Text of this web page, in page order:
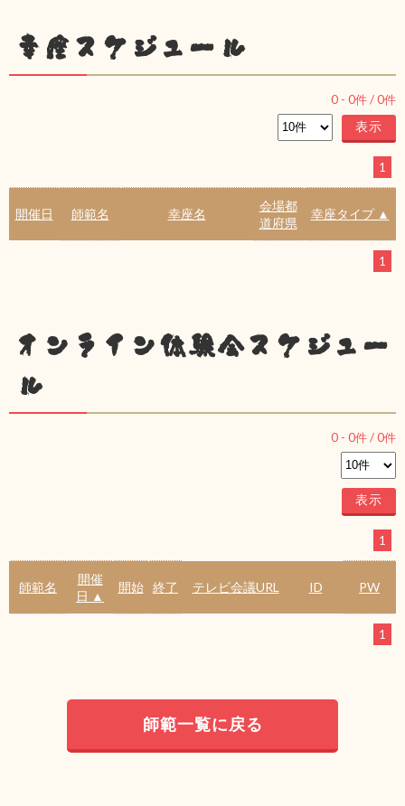
幸座スケジュール
0 - 0件 /0件
1
開催日 師範名 幸座名
会場都
道府県
幸座タイプ ▲
1
オンライン体験会スケジュー
ル
0 - 0件 /0件
1
師範名
開催
日 ▲
開始 終了 テレビ会議URL ID PW
1
師範一覧に戻る